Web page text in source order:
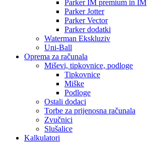
Parker IM premium in IM
Parker Jotter
Parker Vector
Parker dodatki
Waterman Ekskluziv
Uni-Ball
Oprema za računala
Miševi, tipkovnice, podloge
Tipkovnice
Miške
Podloge
Ostali dodaci
Torbe za prijenosna računala
Zvučnici
Slušalice
Kalkulatori